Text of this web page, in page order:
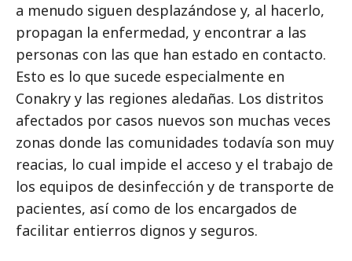
a menudo siguen desplazándose y, al hacerlo,
propagan la enfermedad, y encontrar a las
personas con las que han estado en contacto.
Esto es lo que sucede especialmente en
Conakry y las regiones aledañas. Los distritos
afectados por casos nuevos son muchas veces
zonas donde las comunidades todavía son muy
reacias, lo cual impide el acceso y el trabajo de
los equipos de desinfección y de transporte de
pacientes, así como de los encargados de
facilitar entierros dignos y seguros.